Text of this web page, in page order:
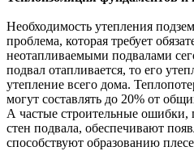
Необходимость утепления
проблема, которая требует
неотапливаемыми подвалами
подвал отапливается, то его
утепление всего дома.
могут составлять до 20% от
А частые строительные
стен подвала, обеспечивают
способствуют образованию